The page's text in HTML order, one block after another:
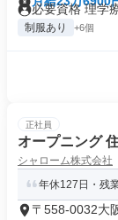
必要資格 理学
制服あり +6個
正社員
オープニング
シャローム株式会社
年休127日・残
〒558-0032大